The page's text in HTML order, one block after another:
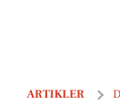
ARTIKLER
December på